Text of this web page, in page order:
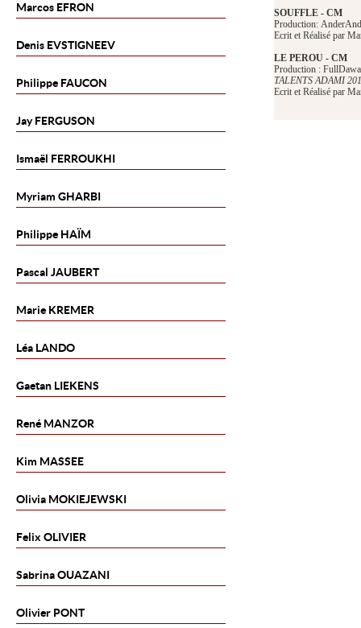
Marcos EFRON
Denis EVSTIGNEEV
Philippe FAUCON
JayFERGUSON
Ismaël FERROUKHI
Myriam GHARBI
Philippe HAÏM
Pascal JAUBERT
Marie KREMER
Léa LANDO
Gaetan LIEKENS
René MANZOR
Kim MASSEE
Olivia MOKIEJEWSKI
Felix OLIVIER
SabrinaOUAZANI
Olivier PONT
SOUFFLE - CM
Production:
Ecrit et Réalisé par
LE PEROU - CM
Production :
TALENTS ADAMI
Ecrit et Réalisé par